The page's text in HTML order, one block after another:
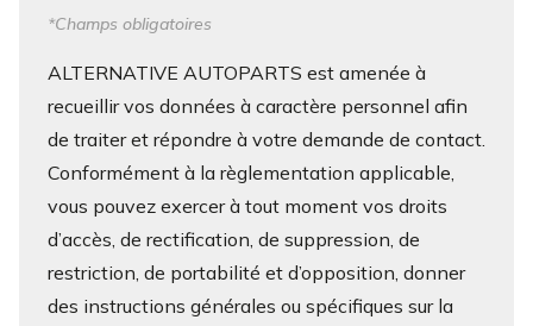
*Champs obligatoires
ALTERNATIVE AUTOPARTS est amenée à
recueillir vos données à caractère personnel afin
de traiter et répondre à votre demande de contact.
Conformément à la règlementation applicable,
vous pouvez exercer à tout moment vos droits
d’accès, de rectification, de suppression, de
restriction, de portabilité et d’opposition, donner
des instructions générales ou spécifiques sur la